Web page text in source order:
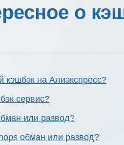
о
кэшбэк на Алиэкспресс?
сервис?
или развод?
обман или развод?